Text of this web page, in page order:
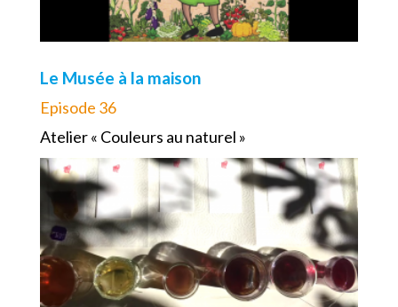
Le Musée à la maison
Episode 36
Atelier « Couleurs au naturel »